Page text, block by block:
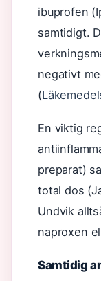
ibuprofen
samtidigt.
negativt
(
En viktig
preparat)
total dos
Undvik
naproxen
Samtidig